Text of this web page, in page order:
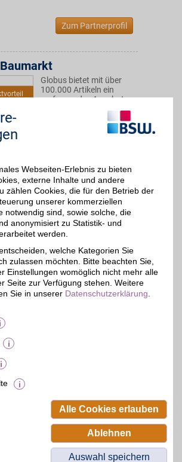
Zum Partnerprofil
Globus bietet mit über
100.000 Artikeln ein
umfassendes Angebot.
Zum Partnerprofil
Bausatz-Shop
elektronische Bauteile,
sowie Bausätze, bestellen
und selbst zum Hersteller
werden. Vom 3D-Drucker
bis zur LED-Technik.
Beratung und
Selbsthilfewerk GmbH.
Webseiten-Erlebnis zu bieten
externe Inhalte und andere
zählen Cookies, die für den Betrieb der
unserer kommerziellen
notwendig sind, sowie solche, die
anonymisiert zu Statistik- und
werden.
welche Kategorien Sie
zulassen möchten. Bitte beachten Sie,
Einstellungen womöglich nicht mehr alle
Seite zur Verfügung stehen. Weitere
Sie in unserer Datenschutzerklärung
Alle Cookies erlauben
Ablehnen
Auswahl speichern